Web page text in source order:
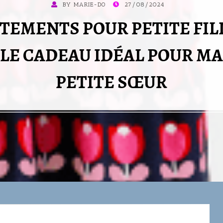
BY MARIE-DO
POSTED27/08/2024
POUR PETITE
LE CADEAU IDÉAL POUR MA
PETITE SŒUR